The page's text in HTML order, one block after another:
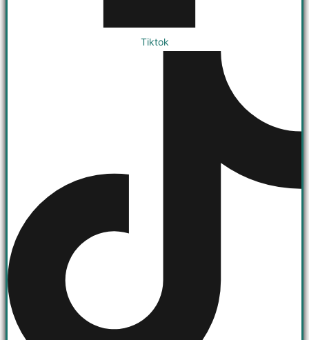
Tiktok